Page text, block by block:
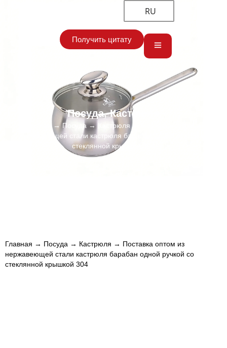
RU
Получить цитату
Посуда,Кастрюля
→Посуда→ Кастрюля → Поставка оптом из
нержавеющей стали кастрюля барабан одной ручкой со
стеклянной крышкой 304
Главная → Посуда → Кастрюля → Поставка оптом из
нержавеющей стали кастрюля барабан одной ручкой со
стеклянной крышкой 304